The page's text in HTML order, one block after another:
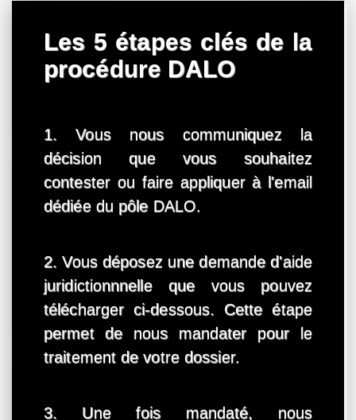
Les 5 étapes clés de la
procédure DALO
1. Vous nous communiquez la
décision que vous souhaitez
contester ou faire appliquer à l'email
dédiée du pôle DALO.
2. Vous déposez une demande d'aide
juridictionnnelle que vous pouvez
télécharger ci-dessous. Cette étape
permet de nous mandater pour le
traitement de votre dossier.
3. Une fois mandaté, nous